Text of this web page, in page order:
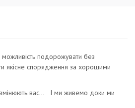
подорожувати без
якісне спорядження за хорошими
вас… І ми живемо доки ми